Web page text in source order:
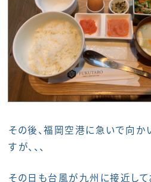
その後、福岡空港に急いで向
すが、、、
その日も台風が九州に接近し